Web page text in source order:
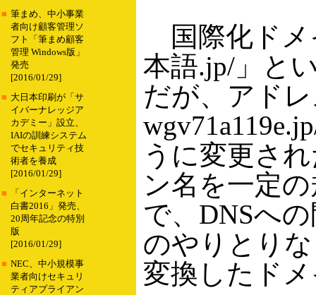
■ 筆まめ、中小事業
者向け顧客管理ソ
フト「筆まめ顧客
管理 Windows版」
発売
[2016/01/29]
■ 大日本印刷が「サ
イバーナレッジア
カデミー」設立、
IAIの訓練システム
でセキュリティ技
術者を養成
[2016/01/29]
■
「インターネット
白書2016」発売、
20周年記念の特別
版
[2016/01/29]
■ NEC、中小規模事
業者向けセキュリ
ティアプライアン
国際化ドメ
本語.jp/」と
だが、アド
うに変更さ
ン名を一定
で、DNSへ
のやりとり
変換したド